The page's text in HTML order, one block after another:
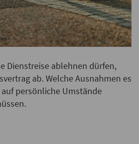
Dienstreise ablehnen dürfen,
ab. Welche Ausnahmen es
persönliche Umstände